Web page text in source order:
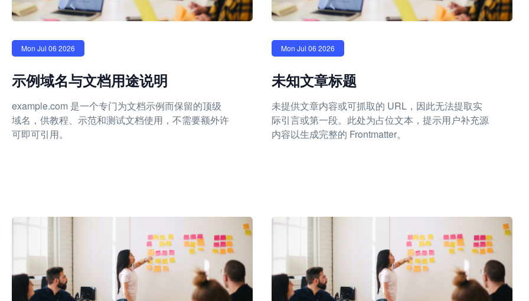
Mon Jul 06 2026
示例域名与文档用途说明
example.com 是一个专门为文档示例而保留的顶级
域名，供教程、示范和测试文档使用，不需要额外许
可即可引用。
Mon Jul 06 2026
未知文章标题
未提供文章内容或可抓取的 URL，因此无法提取实
际引言或第一段。此处为占位文本，提示用户补充源
内容以生成完整的 Frontmatter。